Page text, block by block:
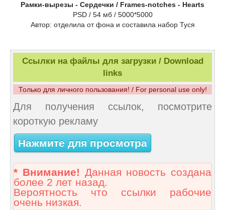
Рамки-вырезы - Сердечки / Frames-notches - Hearts
PSD / 54 мб / 5000*5000
Автор: отделила от фона и составила набор Туся
Ссылки на файлы для загрузки / Download
links
Только для личного пользования! / For personal use only!
Для получения ссылок, посмотрите
короткую рекламу
Нажмите для просмотра
* Внимание! Данная новость создана
более 2 лет назад.
Вероятность что ссылки рабочие
очень низкая.